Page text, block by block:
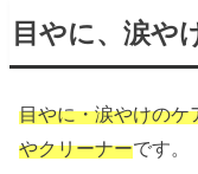
目やに、涙や
目やに・涙やけのケ
やクリーナーです。